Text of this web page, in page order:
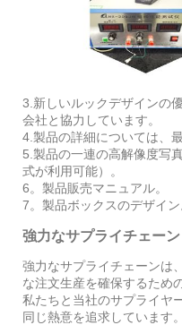
3.新しいルックデザインの
会社と協力しています。
4.製品の詳細については、
5.製品の一連の高解像度写
式が利用可能）。
6。製品販売マニュアル。
7。製品ボックスのデザイン
強力なサプライチェーン
強力なサプライチェーンは
な注文生産を確保するため
私たちと当社のサプライヤ
同じ熱意を追求しています。